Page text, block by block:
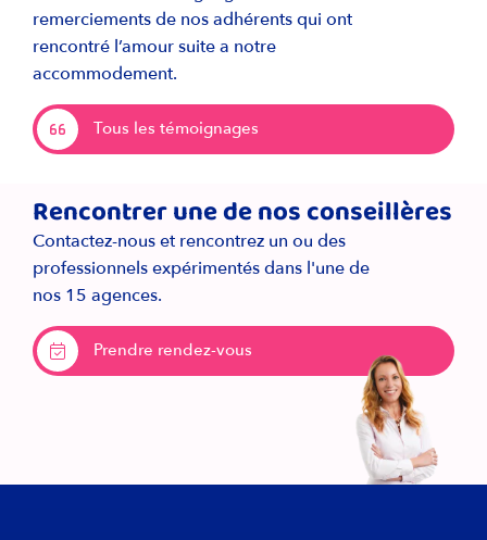
remerciements de nos adhérents qui ont
rencontré l’amour suite a notre
accommodement.
Tous les témoignages
Rencontrer une de nos conseillères
Contactez-nous et rencontrez un ou des
professionnels expérimentés dans l'une de
nos 15 agences.
Prendre rendez-vous